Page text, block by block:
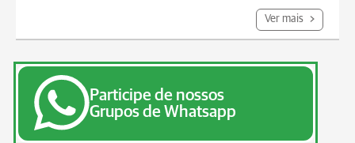
Ver mais
Participe de nossos
Grupos de Whatsapp